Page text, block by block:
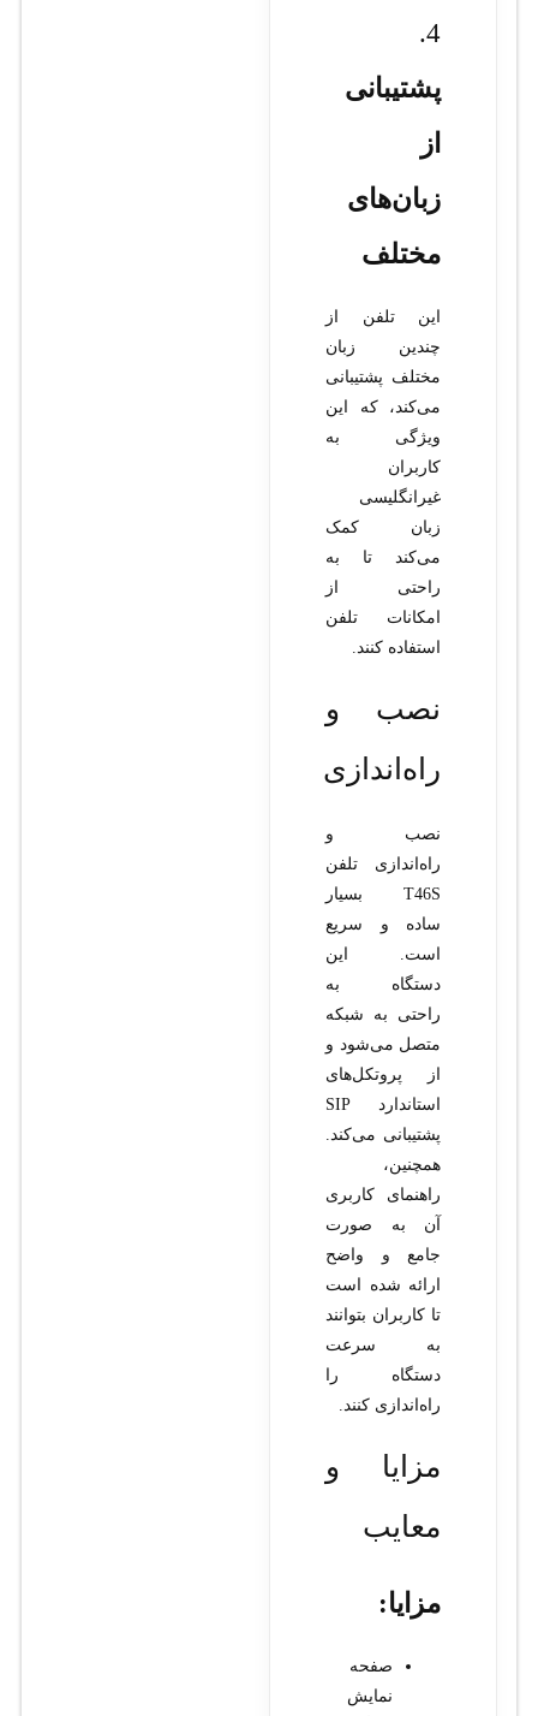
4.
پشتیبانی
از
زبان‌های
مختلف
این تلفن از
چندین زبان
مختلف پشتیبانی
می‌کند، که این
ویژگی به
کاربران
غیرانگلیسی
زبان کمک
می‌کند تا به
راحتی از
امکانات تلفن
استفاده کنند.
نصب و
راه‌اندازی
نصب و
راه‌اندازی تلفن
T46S بسیار
ساده و سریع
است. این
دستگاه به
راحتی به شبکه
متصل می‌شود و
از پروتکل‌های
استاندارد SIP
پشتیبانی می‌کند.
همچنین،
راهنمای کاربری
آن به صورت
جامع و واضح
ارائه شده است
تا کاربران بتوانند
به سرعت
دستگاه را
راه‌اندازی کنند.
مزایا و
معایب
مزایا:
صفحه
نمایش